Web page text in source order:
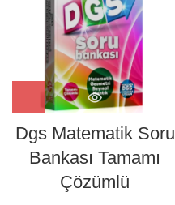
Dgs Matematik Soru
Bankası Tamamı
Çözümlü